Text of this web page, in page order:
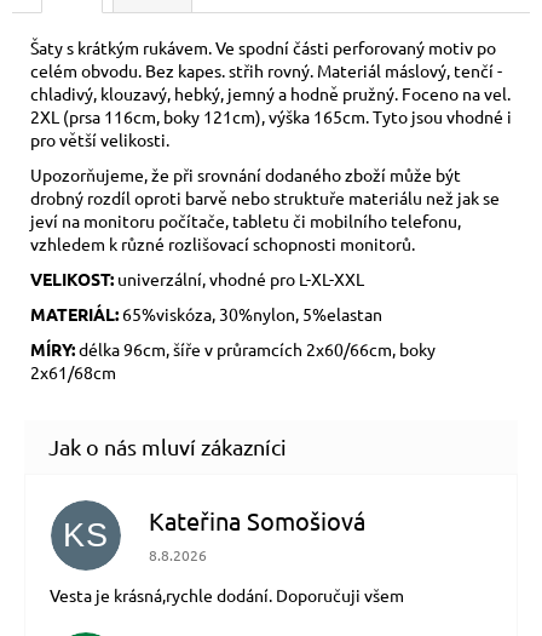
Šaty s krátkým rukávem. Ve spodní části perforovaný motiv po
celém obvodu. Bez kapes. střih rovný. Materiál máslový, tenčí -
chladivý, klouzavý, hebký, jemný a hodně pružný. Foceno na vel.
2XL (prsa 116cm, boky 121cm), výška 165cm. Tyto jsou vhodné i
pro větší velikosti.
Upozorňujeme, že při srovnání dodaného zboží může být
drobný rozdíl oproti barvě nebo struktuře materiálu než jak se
jeví na monitoru počítače, tabletu či mobilního telefonu,
vzhledem k různé rozlišovací schopnosti monitorů.
VELIKOST: univerzální, vhodné pro L-XL-XXL
MATERIÁL: 65%viskóza, 30%nylon, 5%elastan
MÍRY:délka 96cm, šíře v průramcích 2x60/66cm, boky
2x61/68cm
KS Kateřina Somošiová
Hodnocení obchodu je 5 z 5 hvězdiček.
8.8.2026
Vesta je krásná,rychle dodání. Doporučuji všem